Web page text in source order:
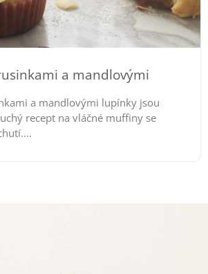
a mandlovými
a mandlovými lupínky jsou
recept na vláčné muffiny se